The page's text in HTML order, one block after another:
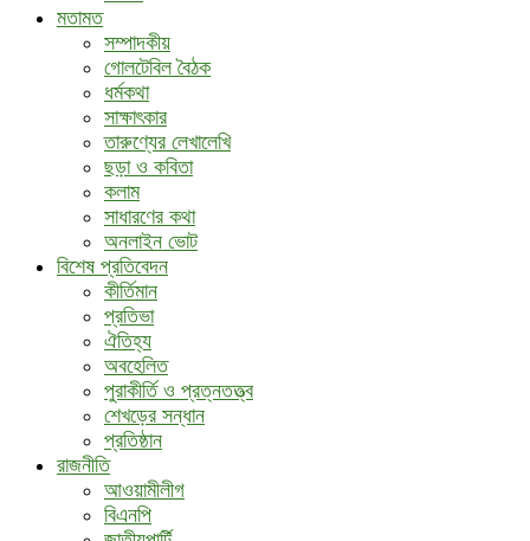
মতামত
সম্পাদকীয়
গোলটেবিল বৈঠক
ধর্মকথা
সাক্ষাৎকার
তারুণ্যের লেখালেখি
ছড়া ও কবিতা
কলাম
সাধারণের কথা
অনলাইন ভোট
বিশেষ প্রতিবেদন
কীর্তিমান
প্রতিভা
ঐতিহ্য
অবহেলিত
পুরাকীর্তি ও প্রত্নতত্ত্ব
শেখড়ের সন্ধান
প্রতিষ্ঠান
রাজনীতি
আওয়ামীলীগ
বিএনপি